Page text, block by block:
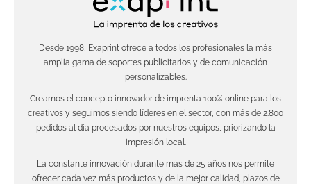
Desde 1998, Exaprint ofrece a todos los profesionales la más
amplia gama de soportes publicitarios y de comunicación
personalizables.
Creamos el concepto innovador de imprenta 100% online para los
creativos y seguimos siendo líderes en el sector, con más de 2.800
pedidos al día procesados por nuestros equipos, priorizando la
impresión local.
La constante innovación durante más de 25 años nos permite
ofrecer cada vez más productos y de la mejor calidad, plazos de